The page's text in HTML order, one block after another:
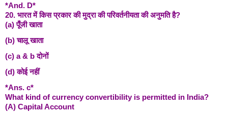
*And. D*
20. भारत में किस प्रकार की मुद्रा की परिवर्तनीयता की अनुमति है?
(a) पूँजी खाता
(b) चालू खाता
(c) a & b दोनों
(d) कोई नहीं
*Ans. c*
What kind of currency convertibility is permitted in India?
(A) Capital Account